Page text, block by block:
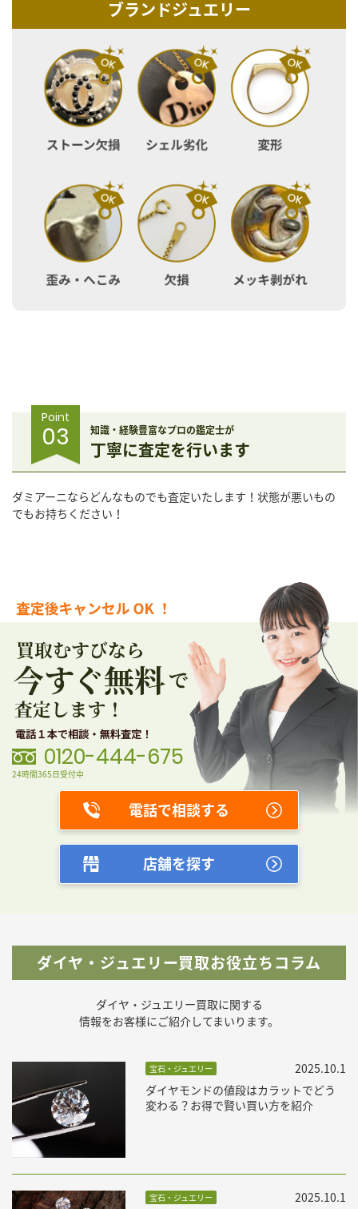
ブランドジュエリー
Point
03 知識・経験豊富なプロの鑑定士が
丁寧に査定を行います
ダミアーニならどんなものでも査定いたします！状態が悪いもの
でもお持ちください！
0120-444-675
24時間365日受付中
電話で相談する
店舗を探す
ダイヤ・ジュエリー買取お役立ちコラム
ダイヤ・ジュエリー買取に関する
情報をお客様にご紹介してまいります。
宝石・ジュエリー
ダイヤモンドの値段はカラットでどう
変わる？お得で賢い買い方を紹介
2025.10.1
宝石・ジュエリー 2025.10.1